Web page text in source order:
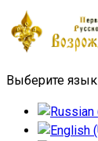
Выберите язык